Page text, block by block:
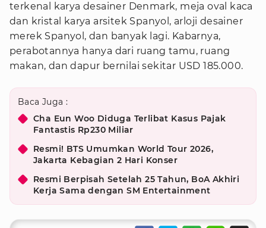
terkenal karya desainer Denmark, meja oval kaca
dan kristal karya arsitek Spanyol, arloji desainer
merek Spanyol, dan banyak lagi. Kabarnya,
perabotannya hanya dari ruang tamu, ruang
makan, dan dapur bernilai sekitar USD 185.000.
Baca Juga :
Cha Eun Woo Diduga Terlibat Kasus Pajak
Fantastis Rp230 Miliar
Resmi! BTS Umumkan World Tour 2026,
Jakarta Kebagian 2 Hari Konser
Resmi Berpisah Setelah 25 Tahun, BoA Akhiri
Kerja Sama dengan SM Entertainment